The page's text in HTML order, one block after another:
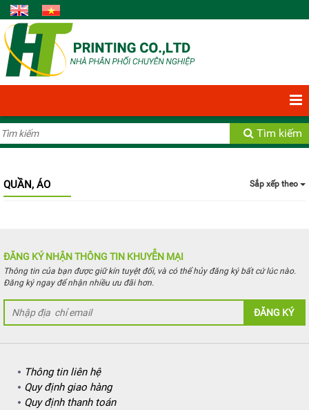
Bạn có 0 Sản phẩm Xem giỏ hàng
Tìm kiếm
QUẦN, ÁO Sắp xếp theo
ĐĂNG KÝ NHẬN THÔNG TIN KHUYỄN MẠI
Thông tin của bạn được giữ kín tuyệt đối, và có thể hủy đăng ký bất cứ lúc nào.
Đăng ký ngay để nhận nhiều ưu đãi hơn.
ĐĂNG KÝ
Thông tin liên hệ
Quy định giao hàng
Quy định thanh toán